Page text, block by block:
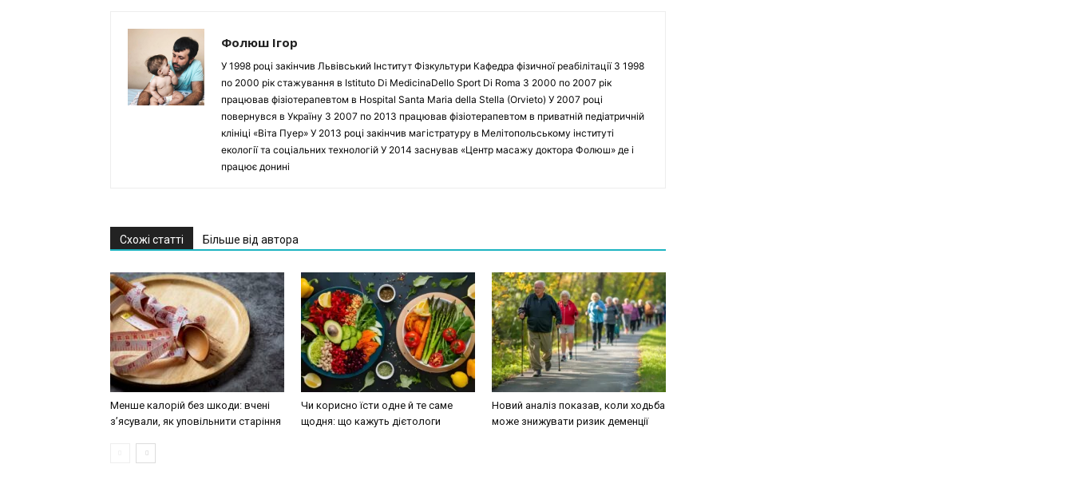
Фолюш Ігор
У 1998 році закінчив Львівський Інститут Фізкультури Кафедра фізичної реабілітації З 1998
по 2000 рік стажування в Istituto Di MedicinaDello Sport Di Roma З 2000 по 2007 рік
працював фізіотерапевтом в Hospital Santa Maria della Stella (Orvieto) У 2007 році
повернувся в Україну З 2007 по 2013 працював фізіотерапевтом в приватній педіатричній
клініці «Віта Пуер» У 2013 році закінчив магістратуру в Мелітопольському інституті
екології та соціальних технологій У 2014 заснував «Центр масажу доктора Фолюш» де і
працює донині
Схожі статті Більше від автора
Менше калорій без шкоди: вчені
з’ясували, як уповільнити старіння
Чи корисно їсти одне й те саме
щодня: що кажуть дієтологи
Новий аналіз показав, коли ходьба
може знижувати ризик деменції